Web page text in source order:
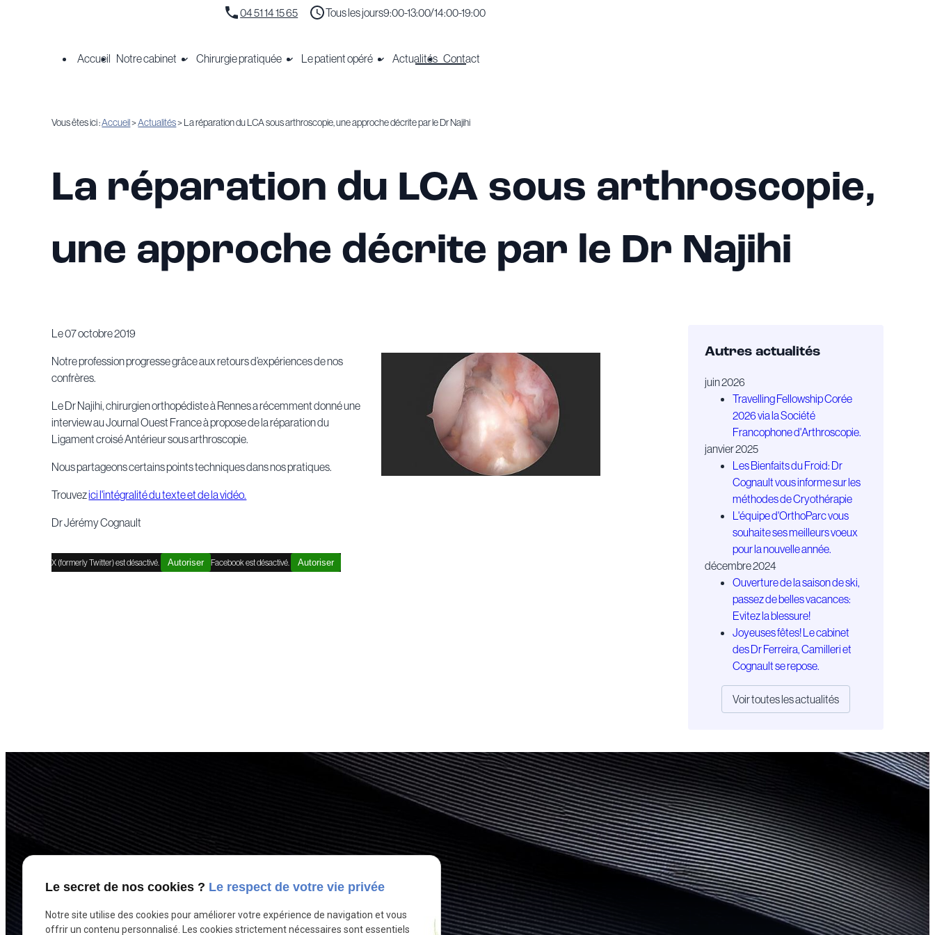
04 51 14 15 65 Tous les jours9:00-13:00/14:00-19:00
Accueil Notre cabinet Chirurgie pratiquée Le patient opéré Actualités Contact
Vous êtes ici :Accueil>Actualités> La réparation du LCA sous arthroscopie, une approche décrite par le Dr Najihi
La réparation du LCA sous arthroscopie,
une approche décrite par le Dr Najihi
Le07 octobre 2019
Notre profession progresse grâce aux retours d’expériences de nos
confrères.
Le Dr Najihi, chirurgien orthopédiste à Rennes a récemment donné une
interview au Journal Ouest France à propose de la réparation du
Ligament croisé Antérieur sous arthroscopie.
Nous partageons certains points techniques dans nos pratiques.
Trouvezici l'intégralité du texte et de la vidéo.
Dr Jérémy Cognault
X (formerly Twitter) est désactivé. Autoriser Facebook est désactivé. Autoriser
Autres actualités
juin 2026
Travelling Fellowship Corée
2026 via la Société
Francophone d'Arthroscopie.
janvier 2025
Les Bienfaits du Froid: Dr
Cognault vous informe sur les
méthodes de Cryothérapie
L'équipe d'OrthoParc vous
souhaite ses meilleurs voeux
pour la nouvelle année.
décembre 2024
Ouverture de la saison de ski,
passez de belles vacances:
Evitez la blessure!
Joyeuses fêtes! Le cabinet
des Dr Ferreira, Camilleri et
Cognault se repose.
Voir toutes les actualités
Le secret de nos cookies ? Le respect de votre vie privée
Notre site utilise des cookies pour améliorer votre expérience de navigation et vous
offrir un contenu personnalisé. Les cookies strictement nécessaires sont essentiels